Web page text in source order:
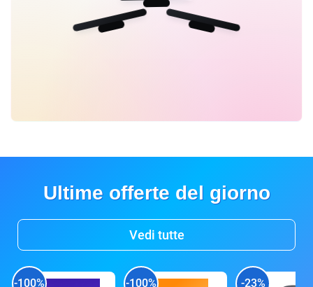
Ultime offerte del giorno
Vedi tutte
-100% -100% -23%